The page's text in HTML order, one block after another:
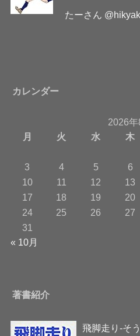
たーさん
カレンダー
2026年
月
火 水 木
3
4 5 6
10
11 12 13
17
18 19 20
24
25 26 27
31
« 10月
著書紹介
飛脚走り-そ